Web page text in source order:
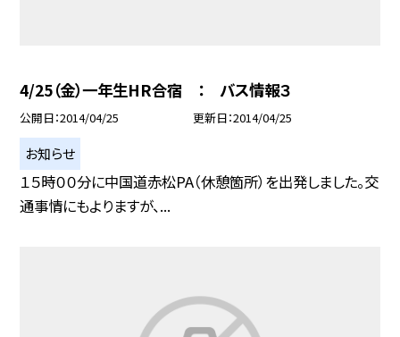
4/25（金）一年生HR合宿 ： バス情報３
公開日 2014/04/25 更新日 2014/04/25
お知らせ
１５時００分に中国道赤松PA（休憩箇所）を出発しました。交
通事情にもよりますが、...